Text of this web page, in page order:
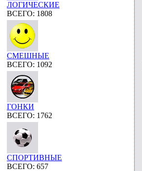
ЛОГИЧЕСКИЕ
ВСЕГО: 1808
СМЕШНЫЕ
ВСЕГО: 1092
ГОНКИ
ВСЕГО: 1762
СПОРТИВНЫЕ
ВСЕГО: 657